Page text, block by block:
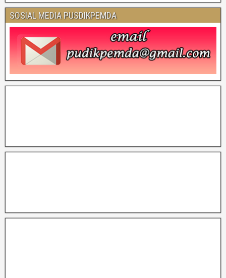
SOSIAL MEDIA PUSDIKPEMDA